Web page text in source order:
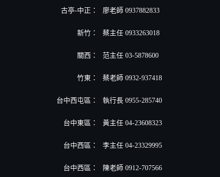
古亭-中正： 廖老師 0937882833
新竹： 蔡主任 0933263018
關西： 范主任 03-5878600
竹東： 蔡老師 0932-937418
台中西屯區： 執行長 0955-285740
台中東區： 黃主任 04-23608323
台中西區： 李主任 04-23329995
台中西區： 陳老師 0912-707566